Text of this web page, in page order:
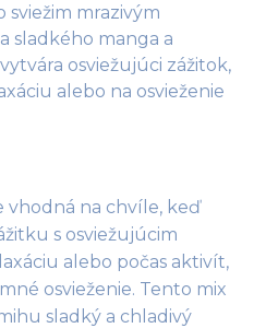
sviežim mrazivým
sladkého manga a
osviežujúci zážitok,
alebo na osvieženie
vhodná na chvíle, keď
s osviežujúcim
alebo počas aktivít,
osvieženie. Tento mix
sladký a chladivý